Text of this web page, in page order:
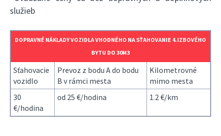
služieb
DOPRAVNÉ NÁKLADY VOZIDLA VHODNÉHO NA SŤAHOVANIE 4.IZBOVÉHO
BYTU DO 30M3
Sťahovacie
vozidlo
Prevoz z bodu A do bodu
B v rámci mesta
Kilometrovné
mimo mesta
30
€/hodina
od 25 €/hodina 1.2 €/km